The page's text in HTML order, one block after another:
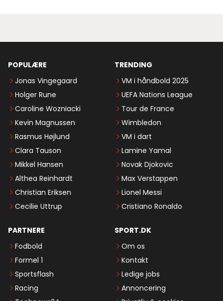
POPULÆRE
Jonas Vingegaard
Holger Rune
Caroline Wozniacki
Kevin Magnussen
Rasmus Højlund
Clara Tauson
Mikkel Hansen
Althea Reinhardt
Christian Eriksen
Cecilie Uttrup
TRENDING
VM i håndbold 2025
UEFA Nations League
Tour de France
Wimbledon
VM i dart
Lamine Yamal
Novak Djokovic
Max Verstappen
Lionel Messi
Cristiano Ronaldo
PARTNERE
Fodbold
Formel 1
Sportsflash
Racing
SPORT.DK
Om os
Kontakt
Ledige jobs
Annoncering